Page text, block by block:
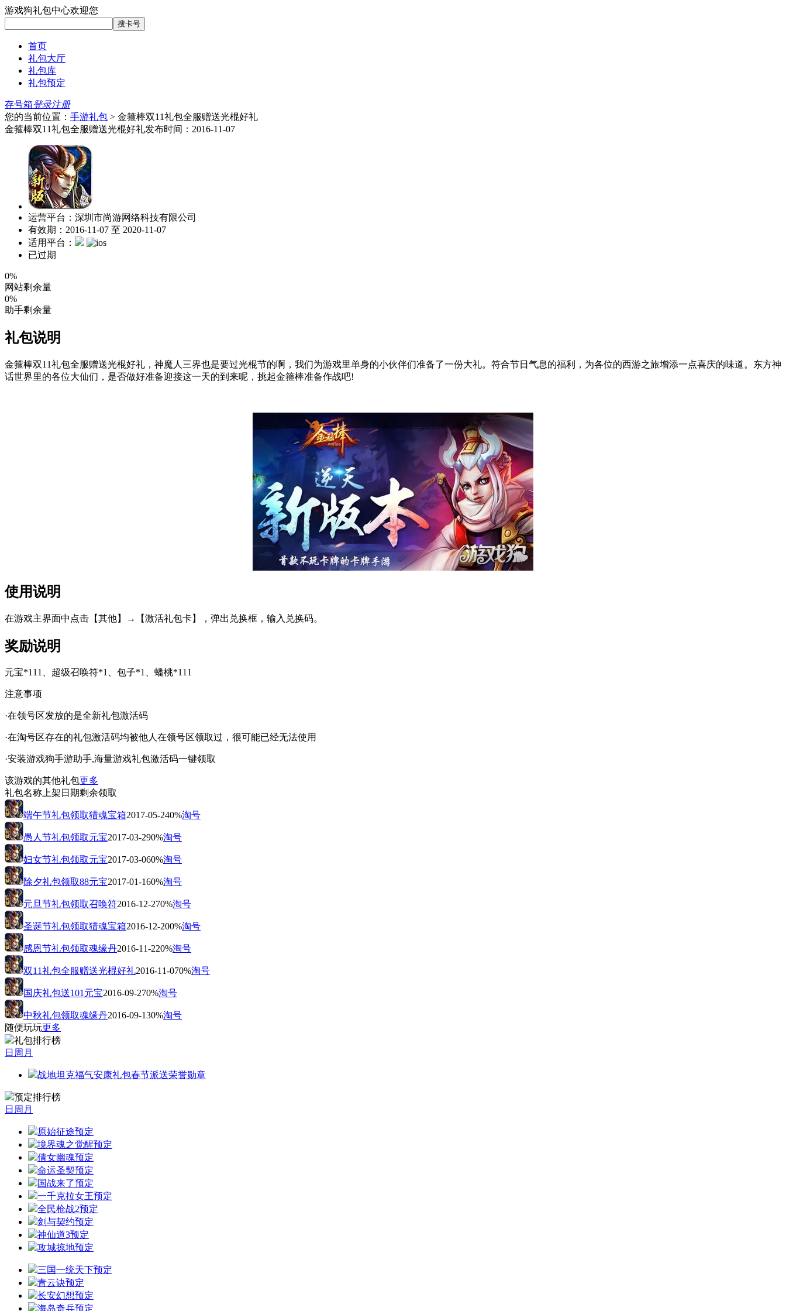
游戏狗礼包中心欢迎您
首页
礼包大厅
礼包库
礼包预定
存号箱登录注册
您的当前位置： 手游礼包 > 金箍棒双11礼包全服赠送光棍好礼
金箍棒双11礼包全服赠送光棍好礼发布时间：2016-11-07
运营平台：深圳市尚游网络科技有限公司
有效期：2016-11-07 至 2020-11-07
适用平台：
已过期
0%
网站剩余量
0%
助手剩余量
礼包说明
金箍棒双11礼包全服赠送光棍好礼，神魔人三界也是要过光棍节的啊，我们为游戏里单身的小伙伴们准备了一份大礼。符合节日气息的福利，为各位的西游之旅增添一点喜庆的味道。东方神
话世界里的各位大仙们，是否做好准备迎接这一天的到来呢，挑起金箍棒准备作战吧!
使用说明
在游戏主界面中点击【其他】→【激活礼包卡】，弹出兑换框，输入兑换码。
奖励说明
元宝*111、超级召唤符*1、包子*1、蟠桃*111
注意事项
·在领号区发放的是全新礼包激活码
·在淘号区存在的礼包激活码均被他人在领号区领取过，很可能已经无法使用
·安装游戏狗手游助手,海量游戏礼包激活码一键领取
该游戏的其他礼包更多
礼包名称上架日期剩余领取
端午节礼包领取猎魂宝箱2017-05-240%淘号
愚人节礼包领取元宝2017-03-290%淘号
妇女节礼包领取元宝2017-03-060%淘号
除夕礼包领取88元宝2017-01-160%淘号
元旦节礼包领取召唤符2016-12-270%淘号
圣诞节礼包领取猎魂宝箱2016-12-200%淘号
感恩节礼包领取魂缘丹2016-11-220%淘号
双11礼包全服赠送光棍好礼2016-11-070%淘号
国庆礼包送101元宝2016-09-270%淘号
中秋礼包领取魂缘丹2016-09-130%淘号
随便玩玩更多
礼包排行榜
日 周 月
战地坦克福气安康礼包春节派送荣誉勋章
预定排行榜
日 周 月
原始征途预定
境界魂之觉醒预定
倩女幽魂预定
命运圣契预定
国战来了预定
一千克拉女王预定
全民枪战2预定
剑与契约预定
神仙道3预定
攻城掠地预定
三国一统天下预定
青云诀预定
长安幻想预定
海岛奇兵预定